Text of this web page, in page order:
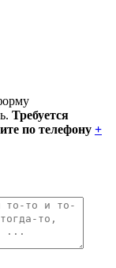
Требуется
по телефону +